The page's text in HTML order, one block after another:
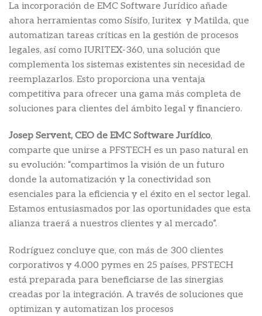
La incorporación de EMC Software Jurídico añade
ahora herramientas como Sísifo, Iuritex y Matilda, que
automatizan tareas críticas en la gestión de procesos
legales, así como IURITEX-360, una solución que
complementa los sistemas existentes sin necesidad de
reemplazarlos. Esto proporciona una ventaja
competitiva para ofrecer una gama más completa de
soluciones para clientes del ámbito legal y financiero.
Josep Servent, CEO de EMC Software Jurídico,
comparte que unirse a PFSTECH es un paso natural en
su evolución: “compartimos la visión de un futuro
donde la automatización y la conectividad son
esenciales para la eficiencia y el éxito en el sector legal.
Estamos entusiasmados por las oportunidades que esta
alianza traerá a nuestros clientes y al mercado”.
Rodríguez concluye que, con más de 300 clientes
corporativos y 4.000 pymes en 25 países, PFSTECH
está preparada para beneficiarse de las sinergias
creadas por la integración. A través de soluciones que
optimizan y automatizan los procesos